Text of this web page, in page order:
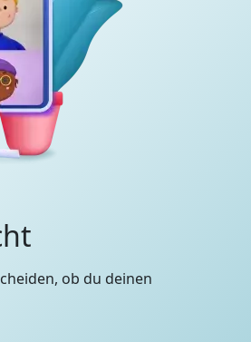
ob du deinen